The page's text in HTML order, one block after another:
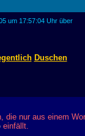
um 17:57:04 Uhr über
Duschen
die nur aus einem
einfällt.